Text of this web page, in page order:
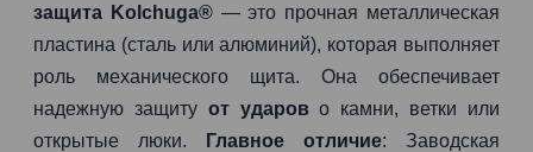
защита Kolchuga®— это прочная металлическая
пластина (сталь или алюминий), которая выполняет
роль механического щита. Она обеспечивает
надежную защиту от ударов о камни, ветки или
открытые люки.
Главное отличие: Заводская